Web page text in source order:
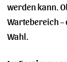
werden kann.
Wartebereich –
Wahl.